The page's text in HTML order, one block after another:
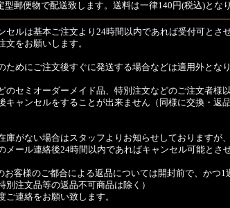
郵便物で配送致します。送料は一律140円(税込)となり
セルは基本ご注文より24時間以内であれば受付可とさ
文をお願いします。
ためにご注文後すぐに発送する場合などは適用外となり
のセミオーダーメイド品、特別注文などのご注文者様
キャンセルをすることが出来ません（同様に交換・返
庫がない場合はスタッフよりお知らせしておりますが
メール連絡後24時間以内であればキャンセル可能とさ
客様のご都合による返品については開封前で、かつ1
別注文品等の返品不可商品は除く）
ご連絡をお願い致します。